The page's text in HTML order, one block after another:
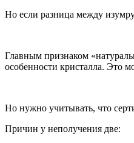
Но если разница между
Главным признаком
особенности кристалла. Это
Но нужно учитывать, что
Причин у неполучения две: